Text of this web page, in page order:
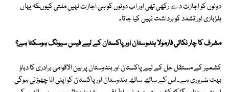
دونوں کو اجازت دے رکھی تھی اور اب دونوں کو ہی اجازت نہیں ملتی کیوںکہ یہاں
ہلڑبازی اور تشدد کو برداشت نہیں کیا جاتا۔
مشرف کا چار نکاتی فارمولا ہندوستان اور پاکستان کے لیے فیس سیونگ ہوسکتا ہے؟
کشمیر کے مستقل حل کے لیے پاکستان اور ہندوستان پر بین الاقوامی برادری کا دباؤ
بہت ضروری ہے۔ اس کے ساتھ ساتھ ہندوستان اور پاکستان کو اپنی انا چھوڑنی ہوگی